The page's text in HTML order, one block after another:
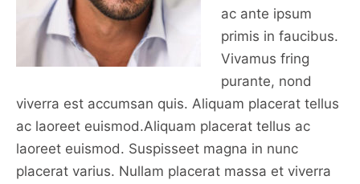
ac ante ipsum
primis in faucibus.
Vivamus fring
purante, nond
viverra est accumsan quis. Aliquam placerat tellus
ac laoreet euismod.Aliquam placerat tellus ac
laoreet euismod. Suspisseet magna in nunc
placerat varius. Nullam placerat massa et viverra